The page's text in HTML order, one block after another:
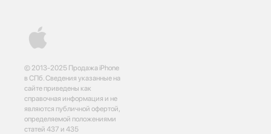
© 2013-2025 Продажа iPhone
в СПб. Сведения указанные на
сайте приведены как
справочная информация и не
являются публичной офертой,
определяемой положениями
статей 437 и 435